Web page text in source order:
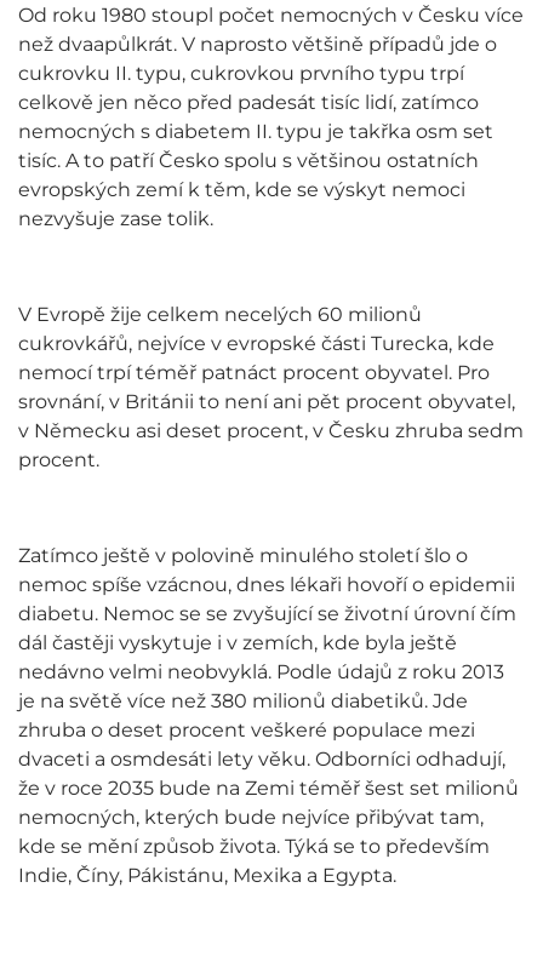
Od roku 1980 stoupl počet nemocných v Česku více
než dvaapůlkrát. V naprosto většině případů jde o
cukrovku II. typu, cukrovkou prvního typu trpí
celkově jen něco před padesát tisíc lidí, zatímco
nemocných s diabetem II. typu je takřka osm set
tisíc. A to patří Česko spolu s většinou ostatních
evropských zemí k těm, kde se výskyt nemoci
nezvyšuje zase tolik.
V Evropě žije celkem necelých 60 milionů
cukrovkářů, nejvíce v evropské části Turecka, kde
nemocí trpí téměř patnáct procent obyvatel. Pro
srovnání, v Británii to není ani pět procent obyvatel,
v Německu asi deset procent, v Česku zhruba sedm
procent.
Zatímco ještě v polovině minulého století šlo o
nemoc spíše vzácnou, dnes lékaři hovoří o epidemii
diabetu. Nemoc se se zvyšující se životní úrovní čím
dál častěji vyskytuje i v zemích, kde byla ještě
nedávno velmi neobvyklá. Podle údajů z roku 2013
je na světě více než 380 milionů diabetiků. Jde
zhruba o deset procent veškeré populace mezi
dvaceti a osmdesáti lety věku. Odborníci odhadují,
že v roce 2035 bude na Zemi téměř šest set milionů
nemocných, kterých bude nejvíce přibývat tam,
kde se mění způsob života. Týká se to především
Indie, Číny, Pákistánu, Mexika a Egypta.